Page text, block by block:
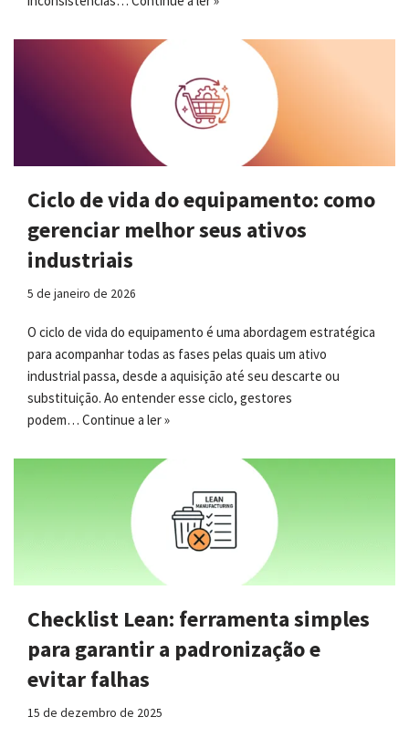
Ciclo de vida do equipamento: como
gerenciar melhor seus ativos
industriais
5 de janeiro de 2026
O ciclo de vida do equipamento é uma abordagem estratégica
para acompanhar todas as fases pelas quais um ativo
industrial passa, desde a aquisição até seu descarte ou
substituição. Ao entender esse ciclo, gestores
podem… Continue a ler »
Checklist Lean: ferramenta simples
para garantir a padronização e
evitar falhas
15 de dezembro de 2025